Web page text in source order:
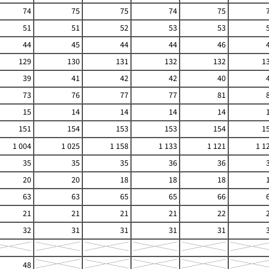
74 75 75 74 75
51 51 52 53 53
44 45 44 44 46
129 130 131 132 132
39 41 42 42 40
73 76 77 77 81
15 14 14 14 14
151 154 153 153 154
1 004 1 025 1 158 1 133 1 121
1
35 35 35 36 36
20 20 18 18 18
63 63 65 65 66
21 21 21 21 22
32 31 31 31 31
48